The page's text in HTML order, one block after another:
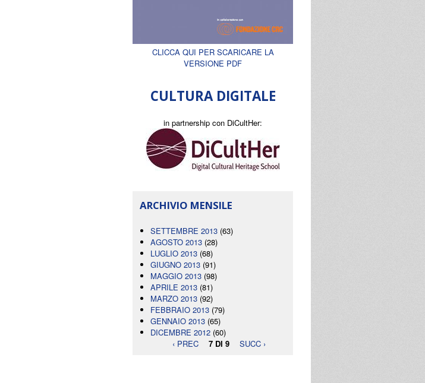
CLICCA QUI PER SCARICARE LA
VERSIONE PDF
CULTURA DIGITALE
in partnership con DiCultHer:
ARCHIVIO MENSILE
SETTEMBRE 2013 (63)
AGOSTO 2013 (28)
LUGLIO 2013 (68)
GIUGNO 2013 (91)
MAGGIO 2013 (98)
APRILE 2013 (81)
MARZO 2013 (92)
FEBBRAIO 2013 (79)
GENNAIO 2013 (65)
DICEMBRE 2012 (60)
‹ PREC
7 DI 9 SUCC ›